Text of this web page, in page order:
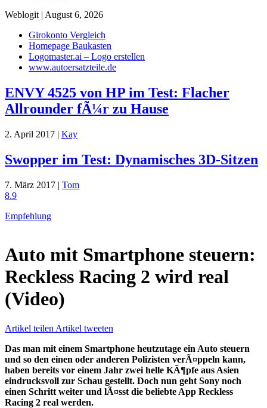
Weblogit | August 6, 2026
Girokonto Vergleich
Homepage Baukasten
Logomaster.ai – Logo erstellen
www.autoersatzteile.de
ENVY 4525 von HP im Test: Flacher
Allrounder fÃ¼r zu Hause
2. April 2017 | Kay
Swopper im Test: Dynamisches 3D-Sitzen
7. März 2017 | Tom
8.9
Empfehlung
Auto mit Smartphone steuern:
Reckless Racing 2 wird real
(Video)
Artikel teilen Artikel tweeten
Das man mit einem Smartphone heutzutage ein Auto steuern
und so den einen oder anderen Polizisten verÃ¤ppeln kann,
haben bereits vor einem Jahr zwei helle KÃ¶pfe aus Asien
eindrucksvoll zur Schau gestellt. Doch nun geht Sony noch
einen Schritt weiter und lÃ¤sst die beliebte App Reckless
Racing 2 real werden.